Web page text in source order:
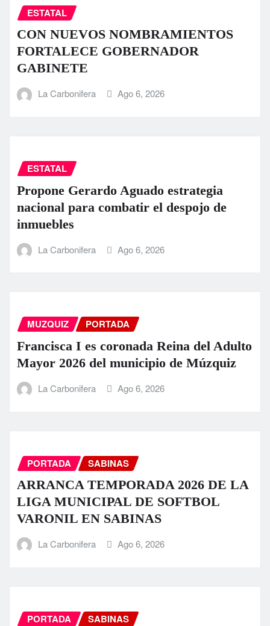
ESTATAL
CON NUEVOS NOMBRAMIENTOS
FORTALECE GOBERNADOR
GABINETE
La Carbonifera Ago 6, 2026
ESTATAL
Propone Gerardo Aguado estrategia
nacional para combatir el despojo de
inmuebles
La Carbonifera Ago 6, 2026
MUZQUIZ PORTADA
Francisca I es coronada Reina del Adulto
Mayor 2026 del municipio de Múzquiz
La Carbonifera Ago 6, 2026
PORTADA SABINAS
ARRANCA TEMPORADA 2026 DE LA
LIGA MUNICIPAL DE SOFTBOL
VARONIL EN SABINAS
La Carbonifera Ago 6, 2026
PORTADA SABINAS